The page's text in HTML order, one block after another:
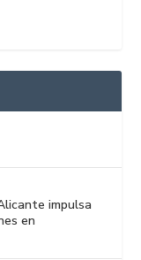
impulsa
en